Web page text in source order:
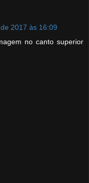
2017 às 16:09
no canto superior